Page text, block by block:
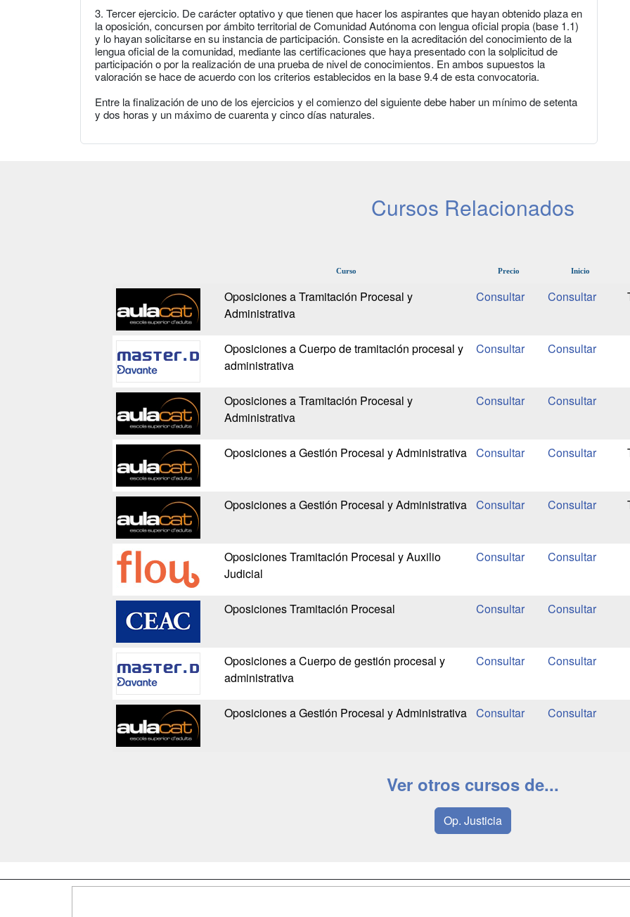
3. Tercer ejercicio. De carácter optativo y que tienen que hacer los aspirantes que hayan obtenido plaza en
la oposición, concursen por ámbito territorial de Comunidad Autónoma con lengua oficial propia (base 1.1)
y lo hayan solicitarse en su instancia de participación. Consiste en la acreditación del conocimiento de la
lengua oficial de la comunidad, mediante las certificaciones que haya presentado con la solplicitud de
participación o por la realización de una prueba de nivel de conocimientos. En ambos supuestos la
valoración se hace de acuerdo con los criterios establecidos en la base 9.4 de esta convocatoria.
Entre la finalización de uno de los ejercicios y el comienzo del siguiente debe haber un mínimo de setenta
y dos horas y un máximo de cuarenta y cinco días naturales.
Cursos Relacionados
Curso Precio Inicio
Oposiciones a Tramitación Procesal y
Administrativa
Oposiciones a Cuerpo de tramitación procesal y
administrativa
Oposiciones a Tramitación Procesal y
Administrativa
Oposiciones a Gestión Procesal y Administrativa
Oposiciones a Gestión Procesal y Administrativa
Oposiciones Tramitación Procesal y Auxilio
Judicial
Oposiciones Tramitación Procesal
Oposiciones a Cuerpo de gestión procesal y
administrativa
Oposiciones a Gestión Procesal y Administrativa
Ver otros cursos de...
Op. Justicia